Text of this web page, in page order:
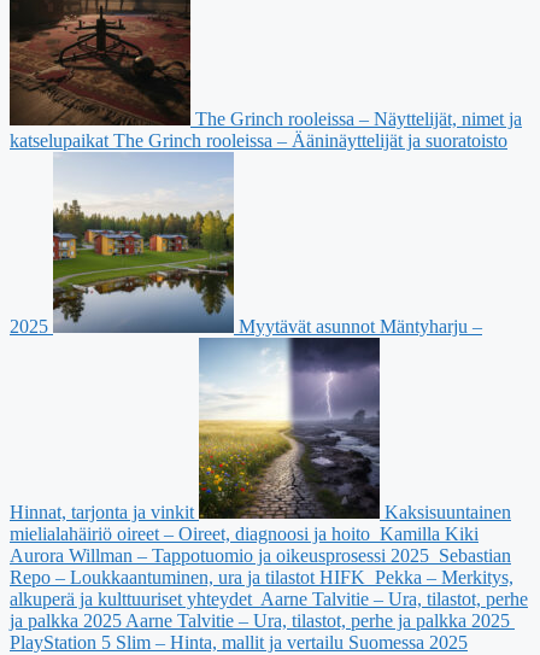
The Grinch rooleissa – Näyttelijät, nimet ja
katselupaikat The Grinch rooleissa – Ääninäyttelijät ja suoratoisto
2025 Myytävät asunnot Mäntyharju –
Hinnat, tarjonta ja vinkit
Kaksisuuntainen
mielialahäiriö oireet – Oireet, diagnoosi ja hoito Kamilla Kiki
Aurora Willman – Tappotuomio ja oikeusprosessi 2025 Sebastian
Repo – Loukkaantuminen, ura ja tilastot HIFK Pekka – Merkitys,
alkuperä ja kulttuuriset yhteydet Aarne Talvitie – Ura, tilastot, perhe
ja palkka 2025 Aarne Talvitie – Ura, tilastot, perhe ja palkka 2025
PlayStation 5 Slim – Hinta, mallit ja vertailu Suomessa 2025